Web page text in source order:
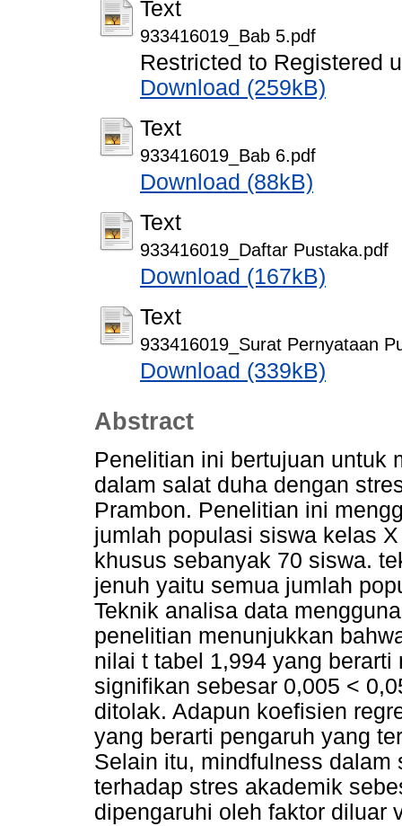
Text
933416019_Bab 5.pdf
Restricted to Registered
Download (259kB)
Text
933416019_Bab 6.pdf
Download (88kB)
Text
933416019_Daftar Pustaka.pdf
Download (167kB)
Text
933416019_Surat Pernyataan
Download (339kB)
Abstract
Penelitian ini bertujuan untuk
dalam salat duha dengan
Prambon. Penelitian ini
jumlah populasi siswa kelas
khusus sebanyak 70 siswa.
jenuh yaitu semua jumlah
Teknik analisa data
penelitian menunjukkan
nilai t tabel 1,994 yang
signifikan sebesar 0,005 <
ditolak. Adapun koefisien
yang berarti pengaruh yang
Selain itu, mindfulness dalam
terhadap stres akademik
dipengaruhi oleh faktor diluar